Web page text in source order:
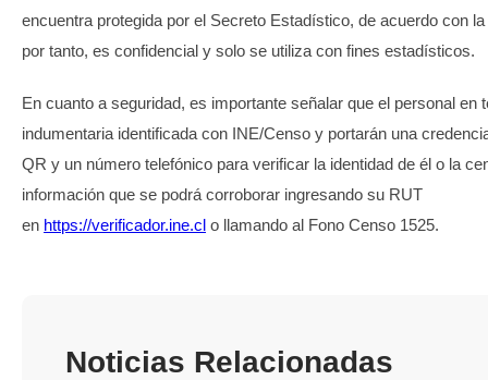
encuentra protegida por el Secreto Estadístico, de acuerdo con
por tanto, es confidencial y solo se utiliza con fines estadísticos.
En cuanto a seguridad, es importante señalar que el personal en
indumentaria identificada con INE/Censo y portarán una
QR y un número telefónico para verificar la identidad de él o la
información que se podrá corroborar ingresando su RUT
en https://verificador.ine.cl o llamando al Fono Censo 1525.
Noticias Relacionadas